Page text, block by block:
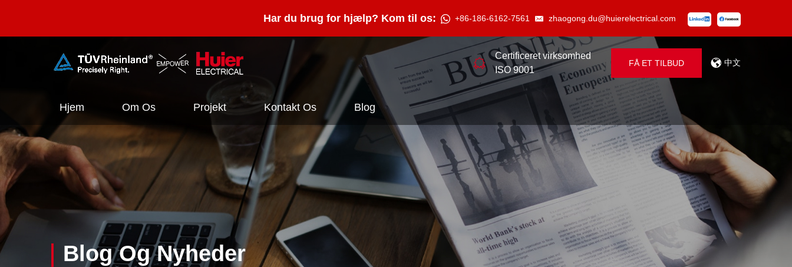
Har du brug for hjælp? Kom til os: +86-186-6162-7561 zhaogong.du@huierelectrical.com
Certificeret virksomhed
ISO 9001
FÅ ET TILBUD 中文
Hjem Om Os Projekt Kontakt Os Blog
Blog Og Nyheder